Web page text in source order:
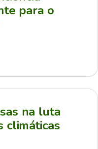
para o
na luta
climáticas